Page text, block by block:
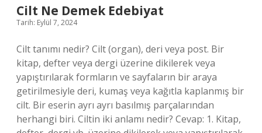
Cilt Ne Demek Edebiyat
Tarih: Eylül 7, 2024
Cilt tanımı nedir? Cilt (organ), deri veya post. Bir
kitap, defter veya dergi üzerine dikilerek veya
yapıştırılarak formların ve sayfaların bir araya
getirilmesiyle deri, kumaş veya kağıtla kaplanmış bir
cilt. Bir eserin ayrı ayrı basılmış parçalarından
herhangi biri. Ciltin iki anlamı nedir? Cevap: 1. Kitap,